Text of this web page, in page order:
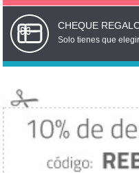
CHEQUE
Solo tienes que